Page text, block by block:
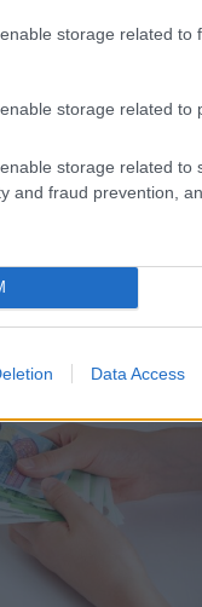
storage related to
storage related to
storage related to
and fraud prevention,
Data Access